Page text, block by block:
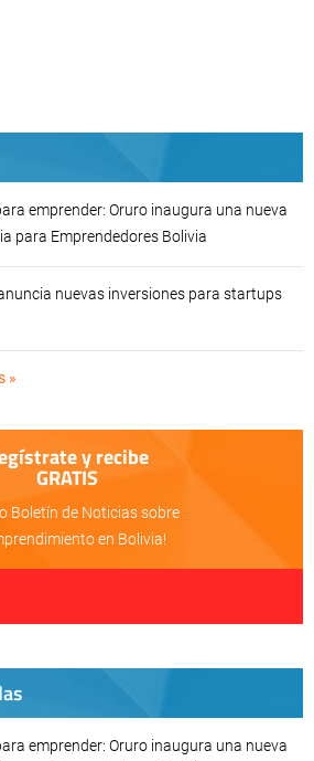
emprender: Oruro inaugura una nueva
para Emprendedores Bolivia
nuevas inversiones para startups
»
y recibe
GRATIS
Boletín de Noticias sobre
en Bolivia!
emprender: Oruro inaugura una nueva